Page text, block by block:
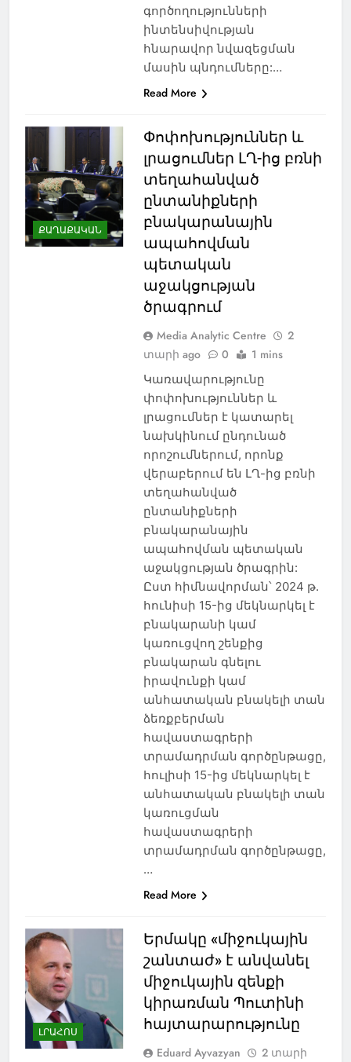
գործողությունների
ինտենսիվության
հնարավոր նվազեցման
մասին պնդումները:…
Read More
ՔԱՂԱՔԱԿԱՆ
Փոփոխություններ և
լրացումներ ԼՂ-ից բռնի
տեղահանված
ընտանիքների
բնակարանային
ապահովման
պետական
աջակցության
ծրագրում
Media Analytic Centre
2
տարի ago
0 1 mins
Կառավարությունը
փոփոխություններ և
լրացումներ է կատարել
նախկինում ընդունած
որոշումներում, որոնք
վերաբերում են ԼՂ-ից բռնի
տեղահանված
ընտանիքների
բնակարանային
ապահովման պետական
աջակցության ծրագրին:
Ըստ հիմնավորման՝ 2024 թ.
հունիսի 15-ից մեկնարկել է
բնակարանի կամ
կառուցվող շենքից
բնակարան գնելու
իրավունքի կամ
անհատական բնակելի տան
ձեռքբերման
հավաստագրերի
տրամադրման գործընթացը,
հուլիսի 15-ից մեկնարկել է
անհատական բնակելի տան
կառուցման
հավաստագրերի
տրամադրման գործընթացը,
…
Read More
ԼՐԱՀՈՍ
Երմակը «միջուկային
շանտաժ» է անվանել
միջուկային զենքի
կիրառման Պուտինի
հայտարարությունը
Eduard Ayvazyan
2 տարի